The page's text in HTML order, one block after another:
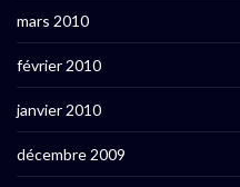
mars 2010
février 2010
janvier 2010
décembre 2009